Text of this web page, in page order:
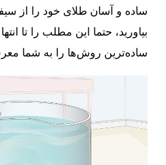
ساده و آسان طلای خود را از
بیاورید، حتما این مطلب را تا
ساده‌ترین روش‌ها را به شما